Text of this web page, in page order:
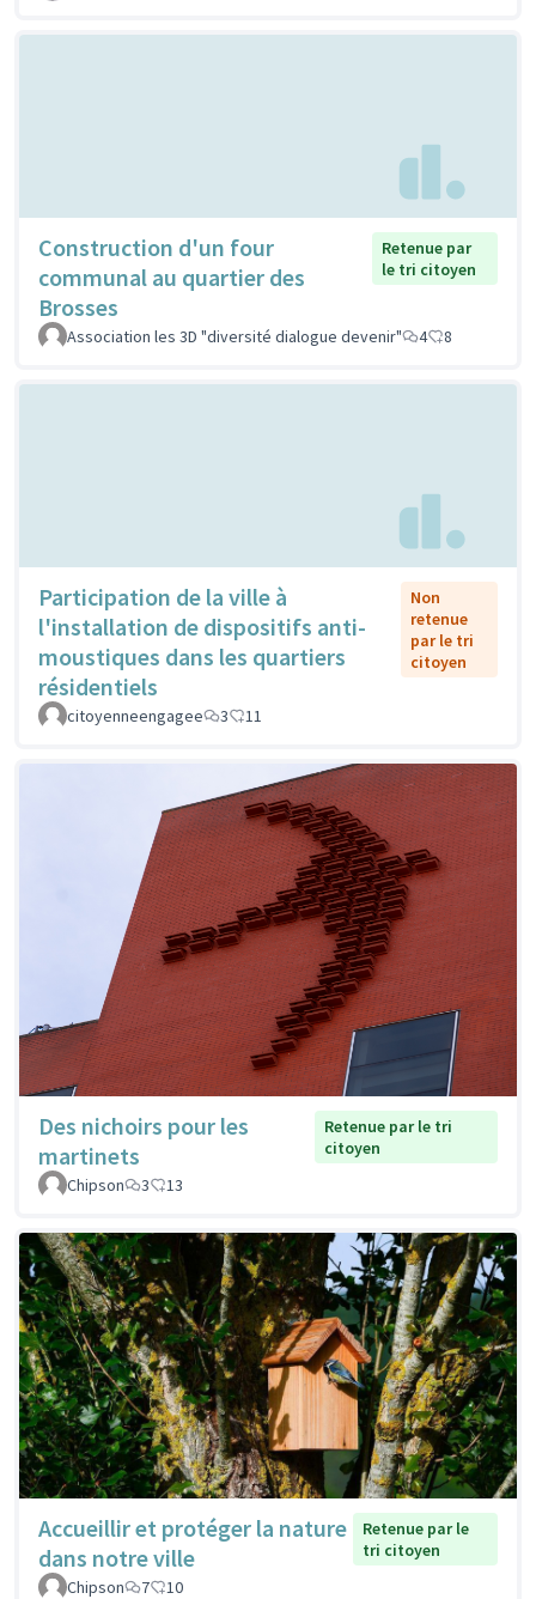
Construction d'un four
communal au quartier des
Brosses
Retenue par
le tri citoyen
Association les 3D "diversité dialogue devenir" 4 8
Participation de la ville à
l'installation de dispositifs anti-
moustiques dans les quartiers
résidentiels
Non
retenue
par le tri
citoyen
citoyenneengagee 3 11
Des nichoirs pour les
martinets
Retenue par le tri
citoyen
Chipson
3 13
Accueillir et protéger la nature
dans notre ville
Retenue par le
tri citoyen
Chipson
7 10